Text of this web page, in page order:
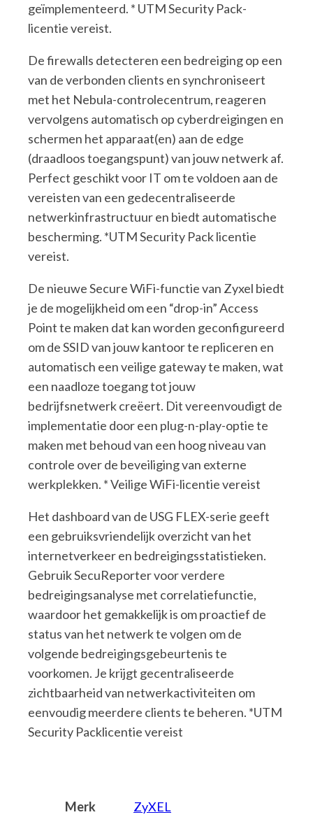
geïmplementeerd. * UTM Security Pack-
licentie vereist.
De firewalls detecteren een bedreiging op een
van de verbonden clients en synchroniseert
met het Nebula-controlecentrum, reageren
vervolgens automatisch op cyberdreigingen en
schermen het apparaat(en) aan de edge
(draadloos toegangspunt) van jouw netwerk af.
Perfect geschikt voor IT om te voldoen aan de
vereisten van een gedecentraliseerde
netwerkinfrastructuur en biedt automatische
bescherming. *UTM Security Pack licentie
vereist.
De nieuwe Secure WiFi-functie van Zyxel biedt
je de mogelijkheid om een “drop-in” Access
Point te maken dat kan worden geconfigureerd
om de SSID van jouw kantoor te repliceren en
automatisch een veilige gateway te maken, wat
een naadloze toegang tot jouw
bedrijfsnetwerk creëert. Dit vereenvoudigt de
implementatie door een plug-n-play-optie te
maken met behoud van een hoog niveau van
controle over de beveiliging van externe
werkplekken. * Veilige WiFi-licentie vereist
Het dashboard van de USG FLEX-serie geeft
een gebruiksvriendelijk overzicht van het
internetverkeer en bedreigingsstatistieken.
Gebruik SecuReporter voor verdere
bedreigingsanalyse met correlatiefunctie,
waardoor het gemakkelijk is om proactief de
status van het netwerk te volgen om de
volgende bedreigingsgebeurtenis te
voorkomen. Je krijgt gecentraliseerde
zichtbaarheid van netwerkactiviteiten om
eenvoudig meerdere clients te beheren. *UTM
Security Packlicentie vereist
Merk ZyXEL